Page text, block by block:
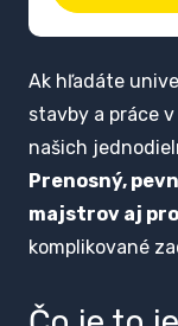
Ak hľadáte
stavby a práce
našich
Prenosný,
majstrov aj
komplikované